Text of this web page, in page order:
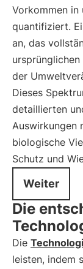
Vorkommen in
quantifiziert.
an, das
der
Dieses
detaillierten
Auswirkungen
biologische
Schutz und
Weiter
Die
Die
leisten, indem